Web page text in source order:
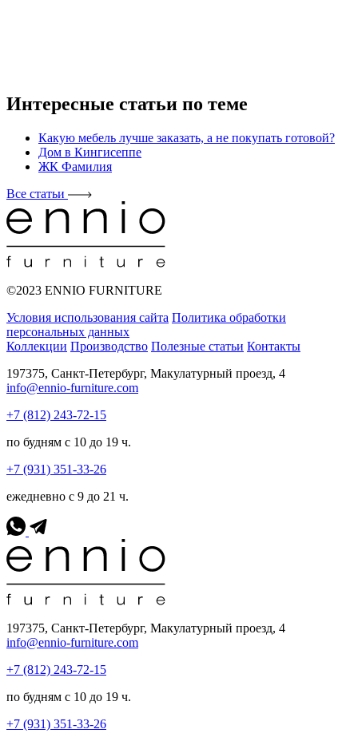
Интересные статьи по теме
Какую мебель лучше заказать, а не покупать готовой?
Дом в Кингисеппе
ЖК Фамилия
Все статьи
©2023 ENNIO FURNITURE
Условия использования сайта Политика обработки
персональных данных
Коллекции Производство Полезные статьи Контакты
197375, Санкт-Петербург, Макулатурный проезд, 4
info@ennio-furniture.com
+7 (812) 243-72-15
по будням с 10 до 19 ч.
+7 (931) 351-33-26
ежедневно с 9 до 21 ч.
197375, Санкт-Петербург, Макулатурный проезд, 4
info@ennio-furniture.com
+7 (812) 243-72-15
по будням с 10 до 19 ч.
+7 (931) 351-33-26